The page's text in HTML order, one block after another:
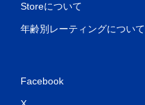
Storeについて
年齢別レーティングについて
Facebook